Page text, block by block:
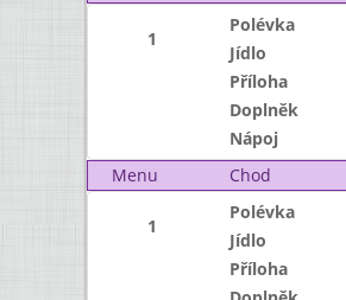
1
Polévka
Jídlo
Příloha
Doplněk
Nápoj
Menu
Chod
1
Polévka
Jídlo
Příloha